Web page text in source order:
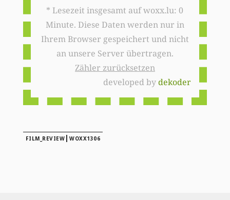
* Lesezeit insgesamt auf woxx.lu: 0
Minute. Diese Daten werden nur in
Ihrem Browser gespeichert und nicht
an unsere Server übertragen.
Zähler zurücksetzen
developed bydekoder
FILM_REVIEW |WOXX1306